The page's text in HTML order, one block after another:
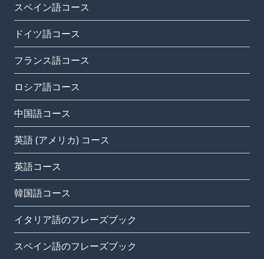
スペイン語コース
ドイツ語コース
フランス語コース
ロシア語コース
中国語コース
英語 (アメリカ) コース
英語コース
韓国語コース
イタリア語のフレーズブック
スペイン語のフレーズブック